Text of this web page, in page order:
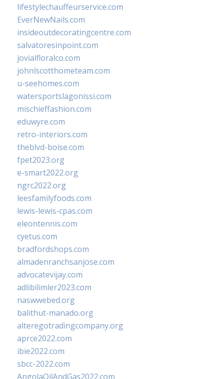
lifestylechauffeurservice.com
EverNewNails.com
insideoutdecoratingcentre.com
salvatoresinpoint.com
jovialfloralco.com
johnlscotthometeam.com
u-seehomes.com
watersportslagonissi.com
mischieffashion.com
eduwyre.com
retro-interiors.com
theblvd-boise.com
fpet2023.org
e-smart2022.org
ngrc2022.org
leesfamilyfoods.com
lewis-lewis-cpas.com
eleontennis.com
cyetus.com
bradfordshops.com
almadenranchsanjose.com
advocatevijay.com
adlibilimler2023.com
naswwebed.org
balithut-manado.org
alteregotradingcompany.org
aprce2022.com
ibie2022.com
sbcc-2022.com
AngolaOilAndGas2022.com